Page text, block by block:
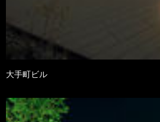
大手町ビル